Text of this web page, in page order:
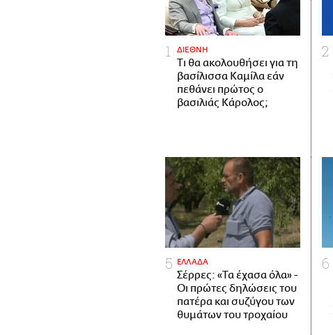
ΔΙΕΘΝΗ
Τι θα ακολουθήσει για τη
βασίλισσα Καμίλα εάν
πεθάνει πρώτος ο
βασιλιάς Κάρολος;
ΕΛΛΑΔΑ
Σέρρες: «Τα έχασα όλα» -
Οι πρώτες δηλώσεις του
πατέρα και συζύγου των
θυμάτων του τροχαίου